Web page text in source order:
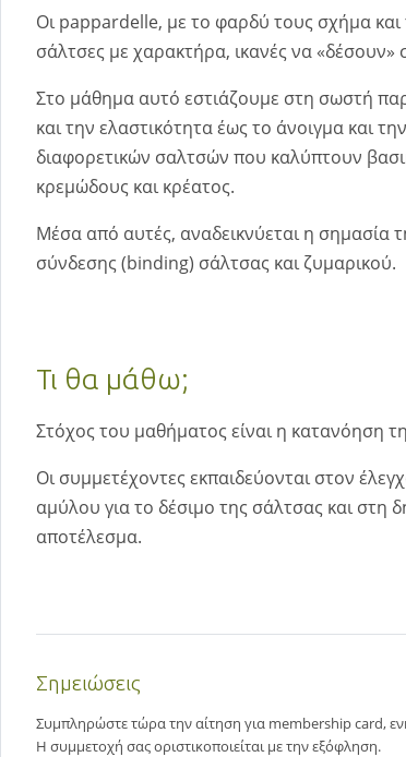
Οι pappardelle, με το φαρδύ τους σχήμα
σάλτσες με χαρακτήρα, ικανές να
Στο μάθημα αυτό εστιάζουμε στη σωστή
και την ελαστικότητα έως το άνοιγμα και
διαφορετικών σαλτσών που καλύπτουν
κρεμώδους και κρέατος.
Μέσα από αυτές, αναδεικνύεται η σημασία
σύνδεσης (binding) σάλτσας και ζυμαρικού.
Τι θα μάθω;
Στόχος του μαθήματος είναι η κατανόηση
Οι συμμετέχοντες εκπαιδεύονται στον
αμύλου για το δέσιμο της σάλτσας και στη
αποτέλεσμα.
Σημειώσεις
Συμπληρώστε τώρα την αίτηση για membership card,
Η συμμετοχή σας οριστικοποιείται με την εξόφληση.